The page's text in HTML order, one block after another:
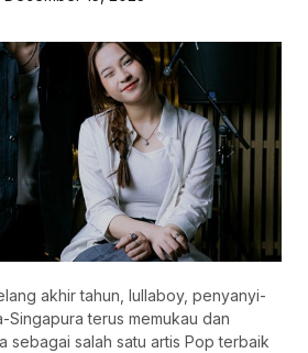
akhir tahun, lullaboy, penyanyi-
Singapura terus memukau dan
sebagai salah satu artis Pop terbaik